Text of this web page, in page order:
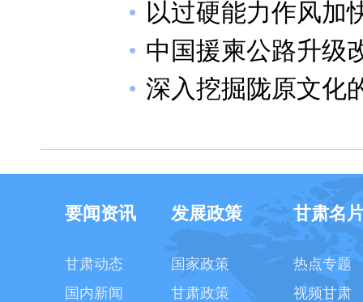
以过硬能力作风加
中国援柬公路升级
深入挖掘陇原文化
要闻资讯
甘肃动态
国内新闻
发展政策
国家政策
甘肃政策
甘肃名
热点专题
视频甘肃